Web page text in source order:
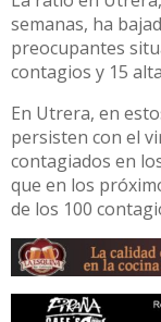
semanas, ha
preocupantes
contagios y 15
En Utrera, en
persisten con el
contagiados en
que en los
de los 100